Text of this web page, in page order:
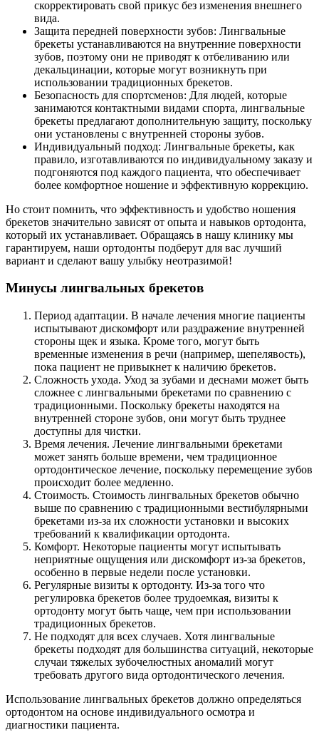
скорректировать свой прикус без изменения внешнего
вида.
Защита передней поверхности зубов: Лингвальные
брекеты устанавливаются на внутренние поверхности
зубов, поэтому они не приводят к отбеливанию или
декальцинации, которые могут возникнуть при
использовании традиционных брекетов.
Безопасность для спортсменов: Для людей, которые
занимаются контактными видами спорта, лингвальные
брекеты предлагают дополнительную защиту, поскольку
они установлены с внутренней стороны зубов.
Индивидуальный подход: Лингвальные брекеты, как
правило, изготавливаются по индивидуальному заказу и
подгоняются под каждого пациента, что обеспечивает
более комфортное ношение и эффективную коррекцию.
Но стоит помнить, что эффективность и удобство ношения
брекетов значительно зависят от опыта и навыков ортодонта,
который их устанавливает. Обращаясь в нашу клинику мы
гарантируем, наши ортодонты подберут для вас лучший
вариант и сделают вашу улыбку неотразимой!
Минусы лингвальных брекетов
Период адаптации. В начале лечения многие пациенты
испытывают дискомфорт или раздражение внутренней
стороны щек и языка. Кроме того, могут быть
временные изменения в речи (например, шепелявость),
пока пациент не привыкнет к наличию брекетов.
Сложность ухода. Уход за зубами и деснами может быть
сложнее с лингвальными брекетами по сравнению с
традиционными. Поскольку брекеты находятся на
внутренней стороне зубов, они могут быть труднее
доступны для чистки.
Время лечения. Лечение лингвальными брекетами
может занять больше времени, чем традиционное
ортодонтическое лечение, поскольку перемещение зубов
происходит более медленно.
Стоимость. Стоимость лингвальных брекетов обычно
выше по сравнению с традиционными вестибулярными
брекетами из-за их сложности установки и высоких
требований к квалификации ортодонта.
Комфорт. Некоторые пациенты могут испытывать
неприятные ощущения или дискомфорт из-за брекетов,
особенно в первые недели после установки.
Регулярные визиты к ортодонту. Из-за того что
регулировка брекетов более трудоемкая, визиты к
ортодонту могут быть чаще, чем при использовании
традиционных брекетов.
Не подходят для всех случаев. Хотя лингвальные
брекеты подходят для большинства ситуаций, некоторые
случаи тяжелых зубочелюстных аномалий могут
требовать другого вида ортодонтического лечения.
Использование лингвальных брекетов должно определяться
ортодонтом на основе индивидуального осмотра и
диагностики пациента.